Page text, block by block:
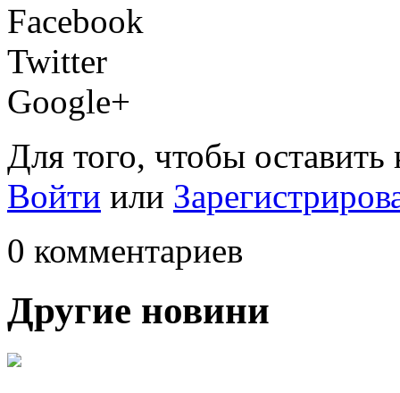
Facebook
Twitter
Google+
Для того, чтобы
Войти или
0 комментариев
Другие новини